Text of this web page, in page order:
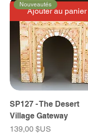
Ajouter au panier
Nouveautés
SP127 - The Desert
Village Gateway
Prix
139,00 $US